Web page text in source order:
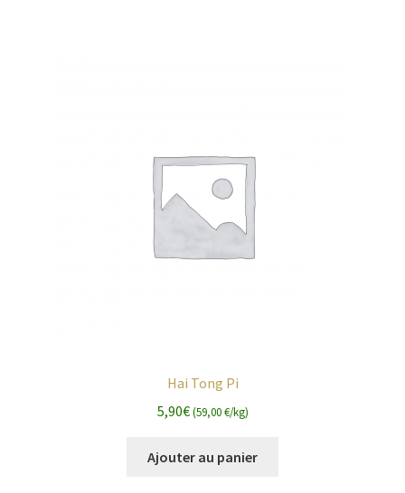
Hai Tong Pi
5,90€(59,00 €/kg)
Ajouter au panier